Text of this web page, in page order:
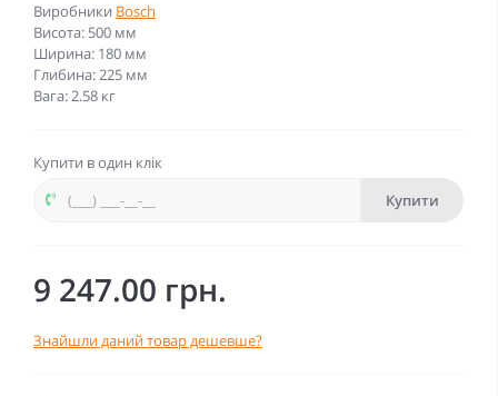
Виробники Bosch
Висота: 500 мм
Ширина: 180 мм
Глибина: 225 мм
Вага: 2.58 кг
Купити в один клік
Купити
9 247.00 грн.
Знайшли даний товар дешевше?